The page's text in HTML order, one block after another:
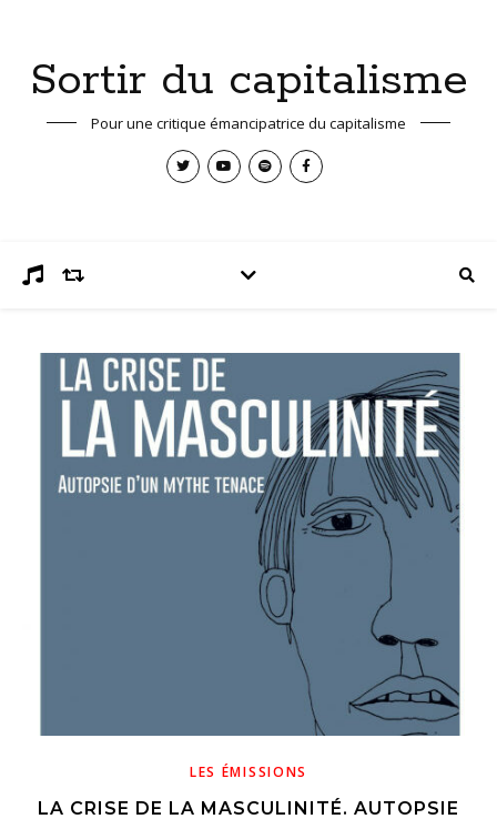
Sortir du capitalisme
Pour une critique émancipatrice du capitalisme
LES ÉMISSIONS
LA CRISE DE LA MASCULINITÉ. AUTOPSIE